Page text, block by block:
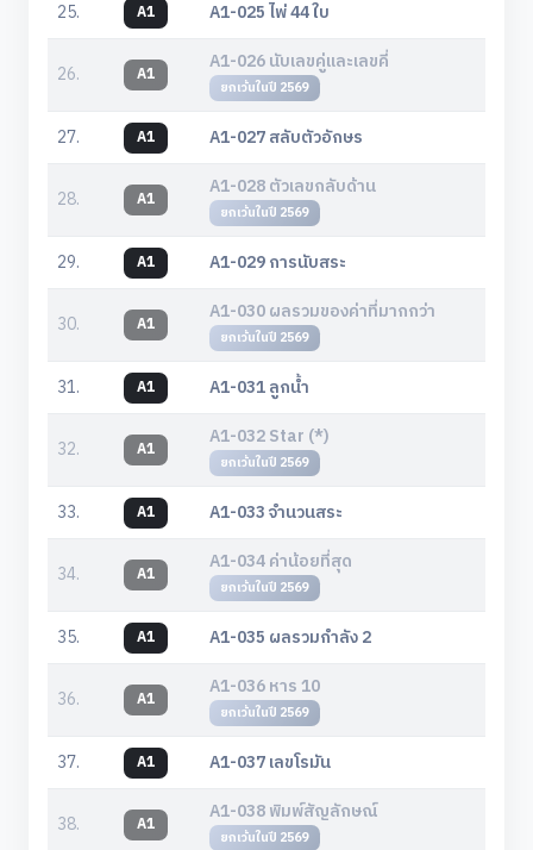
25. A1 A1-025 ไพ่ 44 ใบ
26. A1 A1-026 นับเลขคู่และเลขคี่
ยกเว้นในปี 2569
27. A1 A1-027 สลับตัวอักษร
28. A1 A1-028 ตัวเลขกลับด้าน
ยกเว้นในปี 2569
29. A1 A1-029 การนับสระ
30. A1 A1-030 ผลรวมของค่าที่มากกว่า
ยกเว้นในปี 2569
31. A1 A1-031 ลูกน้ำ
32. A1 A1-032 Star (*)
ยกเว้นในปี 2569
33. A1 A1-033 จำนวนสระ
34. A1 A1-034 ค่าน้อยที่สุด
ยกเว้นในปี 2569
35. A1 A1-035 ผลรวมกำลัง 2
36. A1 A1-036 หาร 10
ยกเว้นในปี 2569
37. A1 A1-037 เลขโรมัน
38. A1 A1-038 พิมพ์สัญลักษณ์
ยกเว้นในปี 2569